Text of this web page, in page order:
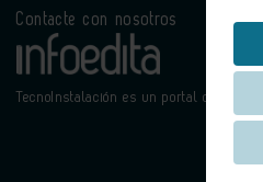
Contacte con nosotros
TecnoInstalación es un portal de